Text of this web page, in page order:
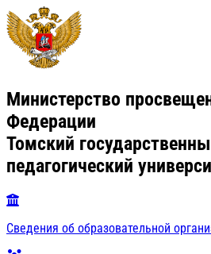
Министерство
Федерации
Томский
педагогический
Сведения об образовательной